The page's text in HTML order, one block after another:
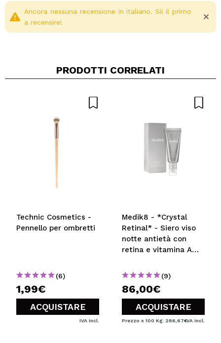
Il tuo video potrebbe essere il primo. Immaginalo...
Si No
Ancora nessuna recensione in italiano. Sii il primo
a recensire!
PRODOTTI CORRELATI
Technic Cosmetics -
Pennello per ombretti
(6)
1,99€
ACQUISTARE
IVA Incl.
Medik8 - *Crystal
Retinal* - Siero viso
notte antietà con
retina e vitamina A
Retinal 6
(9)
86,00€
ACQUISTARE
Prezzo x 100 Kg: 286,67€IVA Incl.